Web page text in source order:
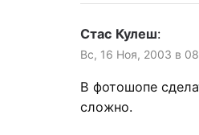
Стас Кулеш:
Вс, 16 Ноя, 2003 в
В фотошопе
сложно.